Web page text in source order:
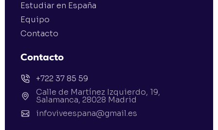
Estudiar en España
Equipo
Contacto
Contacto
+722 37 85 59
Calle de Martínez Izquierdo, 19,
Salamanca, 28028 Madrid
infoviveespana@gmail.es